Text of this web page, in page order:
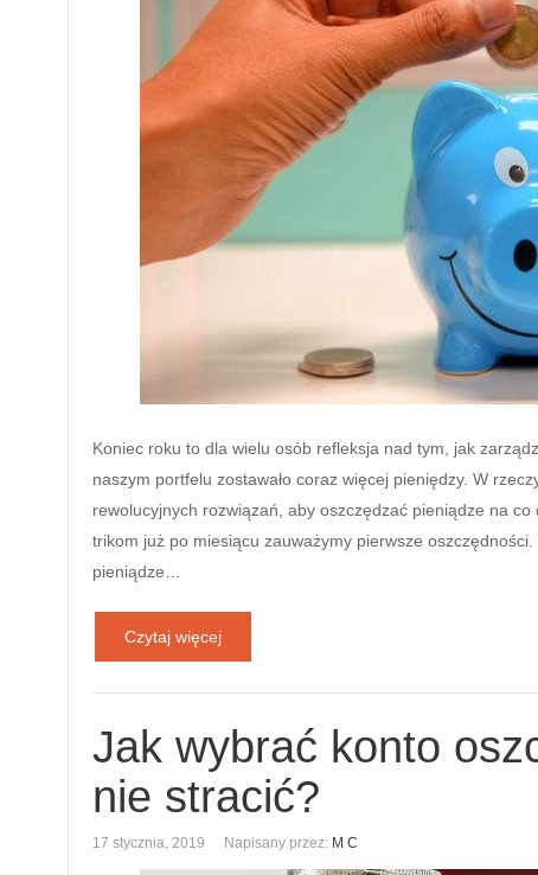
Koniec roku to dla wielu osób refleksja nad tym, jak
naszym portfelu zostawało coraz więcej pieniędzy. W
rewolucyjnych rozwiązań, aby oszczędzać pieniądze na
trikom już po miesiącu zauważymy pierwsze oszczędności.
pieniądze…
Czytaj więcej
Jak wybrać konto
nie stracić?
17 stycznia, 2019 Napisany przez: M C